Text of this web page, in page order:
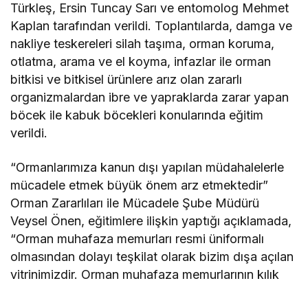
Türkleş, Ersin Tuncay Sarı ve entomolog Mehmet
Kaplan tarafından verildi. Toplantılarda, damga ve
nakliye teskereleri silah taşıma, orman koruma,
otlatma, arama ve el koyma, infazlar ile orman
bitkisi ve bitkisel ürünlere arız olan zararlı
organizmalardan ibre ve yapraklarda zarar yapan
böcek ile kabuk böcekleri konularında eğitim
verildi.
“Ormanlarımıza kanun dışı yapılan müdahalelerle
mücadele etmek büyük önem arz etmektedir”
Orman Zararlıları ile Mücadele Şube Müdürü
Veysel Önen, eğitimlere ilişkin yaptığı açıklamada,
“Orman muhafaza memurları resmi üniformalı
olmasından dolayı teşkilat olarak bizim dışa açılan
vitrinimizdir. Orman muhafaza memurlarının kılık